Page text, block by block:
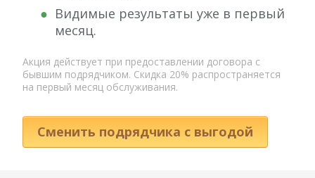
Видимые результаты уже в первый
месяц.
Акция действует при предоставлении договора с
бывшим подрядчиком. Скидка 20% распространяется
на первый месяц обслуживания.
Сменить подрядчика с выгодой